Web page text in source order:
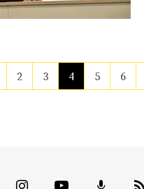
2 3 4 5 6